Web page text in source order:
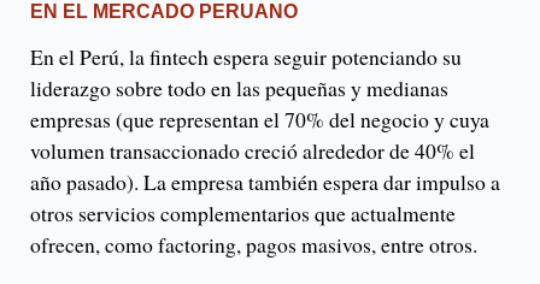
EN EL MERCADO PERUANO
En el Perú, la fintech espera seguir potenciando su
liderazgo sobre todo en las pequeñas y medianas
empresas (que representan el 70% del negocio y cuya
volumen transaccionado creció alrededor de 40% el
año pasado). La empresa también espera dar impulso a
otros servicios complementarios que actualmente
ofrecen, como factoring, pagos masivos, entre otros.